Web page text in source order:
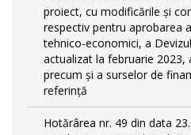
proiect, cu modificările și
respectiv pentru aprobarea
tehnico-economici, a
actualizat la februarie 2023,
precum și a surselor de
referință
Hotărârea nr. 49 din data